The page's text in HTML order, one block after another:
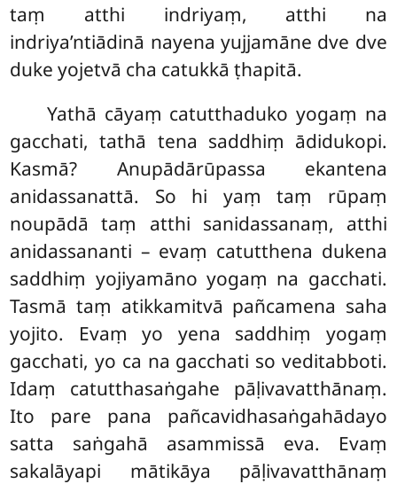
taṃ atthi indriyaṃ, atthi na
indriya’ntiādinā nayena yujjamāne dve dve
duke yojetvā cha catukkā ṭhapitā.
Yathā cāyaṃ catutthaduko yogaṃ na
gacchati, tathā tena saddhiṃ ādidukopi.
Kasmā? Anupādārūpassa ekantena
anidassanattā. So hi yaṃ taṃ rūpaṃ
noupādā taṃ atthi sanidassanaṃ, atthi
anidassananti – evaṃ catutthena dukena
saddhiṃ yojiyamāno yogaṃ na gacchati.
Tasmā taṃ atikkamitvā pañcamena saha
yojito. Evaṃ yo yena saddhiṃ yogaṃ
gacchati, yo ca na gacchati so veditabboti.
Idaṃ catutthasaṅgahe pāḷivavatthānaṃ.
Ito pare pana pañcavidhasaṅgahādayo
satta saṅgahā asammissā eva. Evaṃ
sakalāyapi mātikāya pāḷivavatthānaṃ